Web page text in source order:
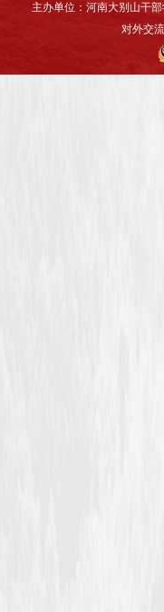
主办单位：河南大别山干
对外交